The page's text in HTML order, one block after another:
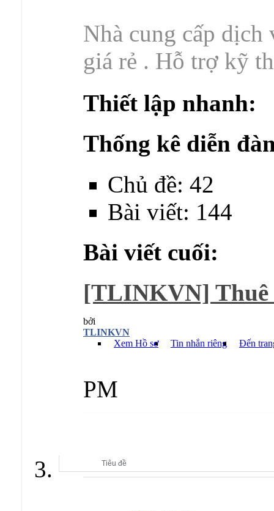
Nhà cung cấp
giá rẻ . Hỗ trợ kỹ
Thiết lập nhanh:
Thống kê diễn
Chủ đề: 42
Bài viết: 144
Bài viết cuối:
[TLINKVN]
bởi
TLINKVN
Xem Hồ sơ
Tin nhắn riêng Đến
PM
Tiêu đề